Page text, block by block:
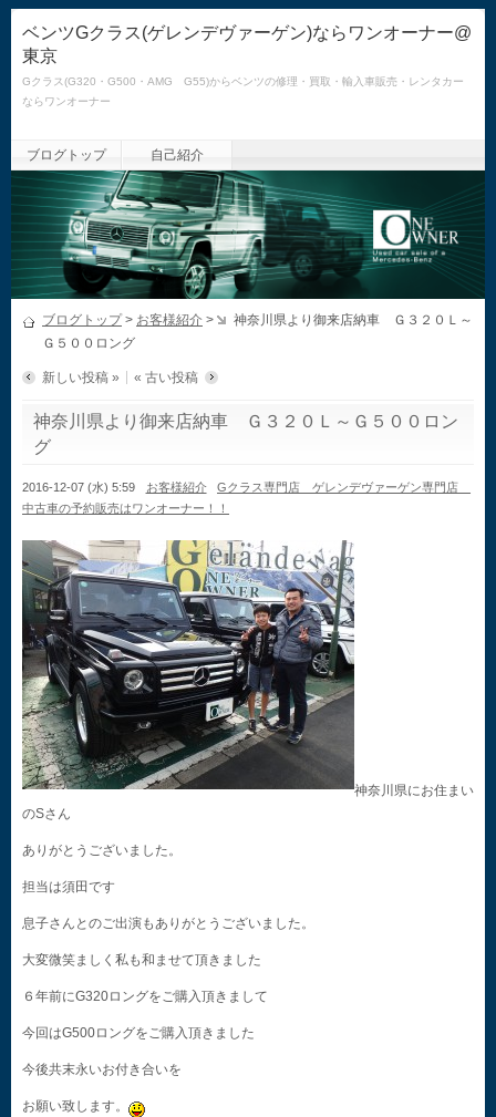
ベンツGクラス(ゲレンデヴァーゲン)ならワンオーナー@
東京
Gクラス(G320・G500・AMG G55)からベンツの修理・買取・輸入車販売・レンタカー
ならワンオーナー
ブログトップ 自己紹介
ブログトップ> お客様紹介 >
神奈川県より御来店納車 Ｇ３２０Ｌ～
Ｇ５００ロング
新しい投稿 » « 古い投稿
神奈川県より御来店納車 Ｇ３２０Ｌ～Ｇ５００ロン
グ
2016-12-07 (水) 5:59 お客様紹介
Gクラス専門店 ゲレンデヴァーゲン専門店
中古車の予約販売はワンオーナー！！
神奈川県にお住まい
のSさん
ありがとうございました。
担当は須田です
息子さんとのご出演もありがとうございました。
大変微笑ましく私も和ませて頂きました
６年前にG320ロングをご購入頂きまして
今回はG500ロングをご購入頂きました
今後共末永いお付き合いを
お願い致します。